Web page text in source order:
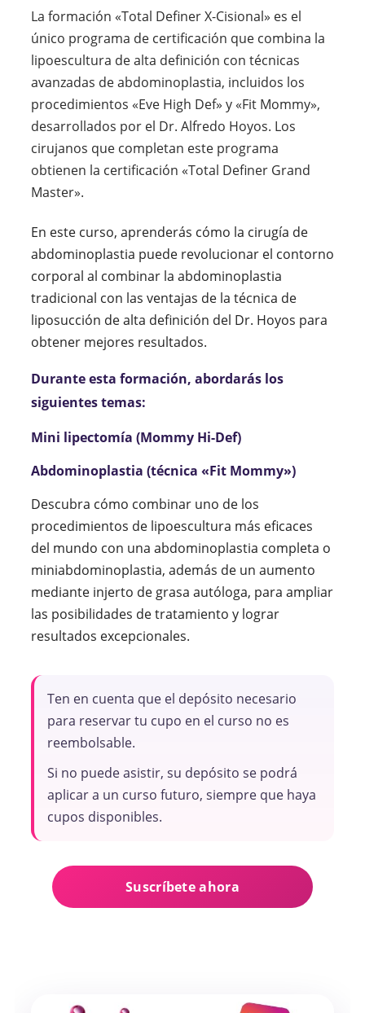
La formación «Total Definer X-Cisional» es el
único programa de certificación que combina la
lipoescultura de alta definición con técnicas
avanzadas de abdominoplastia, incluidos los
procedimientos «Eve High Def» y «Fit Mommy»,
desarrollados por el Dr. Alfredo Hoyos. Los
cirujanos que completan este programa
obtienen la certificación «Total Definer Grand
Master».
En este curso, aprenderás cómo la cirugía de
abdominoplastia puede revolucionar el contorno
corporal al combinar la abdominoplastia
tradicional con las ventajas de la técnica de
liposucción de alta definición del Dr. Hoyos para
obtener mejores resultados.
Durante esta formación, abordarás los
siguientes temas:
Mini lipectomía (Mommy Hi-Def)
Abdominoplastia (técnica «Fit Mommy»)
Descubra cómo combinar uno de los
procedimientos de lipoescultura más eficaces
del mundo con una abdominoplastia completa o
miniabdominoplastia, además de un aumento
mediante injerto de grasa autóloga, para ampliar
las posibilidades de tratamiento y lograr
resultados excepcionales.
Ten en cuenta que el depósito necesario
para reservar tu cupo en el curso no es
reembolsable.
Si no puede asistir, su depósito se podrá
aplicar a un curso futuro, siempre que haya
cupos disponibles.
Suscríbete ahora